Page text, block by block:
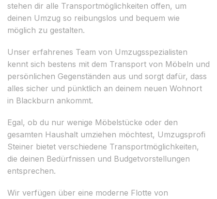
stehen dir alle Transportmöglichkeiten offen, um
deinen Umzug so reibungslos und bequem wie
möglich zu gestalten.
Unser erfahrenes Team von Umzugsspezialisten
kennt sich bestens mit dem Transport von Möbeln und
persönlichen Gegenständen aus und sorgt dafür, dass
alles sicher und pünktlich an deinem neuen Wohnort
in Blackburn ankommt.
Egal, ob du nur wenige Möbelstücke oder den
gesamten Haushalt umziehen möchtest, Umzugsprofi
Steiner bietet verschiedene Transportmöglichkeiten,
die deinen Bedürfnissen und Budgetvorstellungen
entsprechen.
Wir verfügen über eine moderne Flotte von